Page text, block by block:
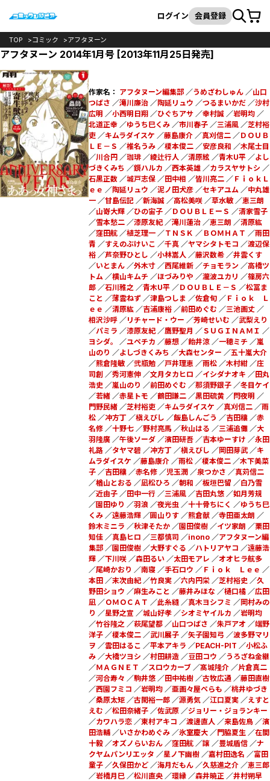
検索
ログイン 会員登録カート
TOP コミック アフタヌーン
アフタヌーン 2014年1月号 [2013年11月25日発売]
作家名： アフタヌーン編集部／うめざわしゅん／山口
つばさ ／滝川廉治／陶延リュウ ／つるまいかだ／沙村
広明 ／小西明日翔 ／ひぐちアサ／幸村誠／岩明均／
北道正幸／ゆうち巳くみ／市川春子／三浦風／芝村裕
吏／キムラダイスケ ／藤島康介／真刈信二／ＤＯＵＢ
ＬＥ－Ｓ ／椎名うみ／榎本俊二／安彦良和 ／木尾士目
／川合円 ／珈琲／綾辻行人／清原絃 ／青木U平／よし
づきくみち ／鏡ハルカ ／西本英雄／カラスヤサトシ ／
石黒正数／城戸志保／田中相 ／皆川亮二／ＦｉｏｋＬ
ｅｅ ／陶延リュウ ／泥ノ田犬彦／セキアユム／中丸雄
一／甘島伝記／新海誠／高松美咲／草水敏／恵三朗
／山嵜大輝／ひの宙子／ＤＯＵＢＬＥーＳ ／清家雪子
／雪本愁二／漆原友紀／滝川蓮治／恵三朗 ／清原紘
／窪田航／植芝理一／ＴＮＳＫ ／ＢＯＭＨＡＴ ／雨田
青 ／すえのぶけいこ ／千真／ヤマシタトモコ ／渡辺保
裕／芦奈野ひとし ／小林嵩人／藤沢数希／井雲くす
／いとまん／外木寸／西尾維新／チョモラン／高橋ツ
トム／横山キムチ／ほづみりや ／瀧波ユカリ ／篠房六
郎／石川雅之／青木U平／ＤＯＵＢＬＥ－Ｓ ／松冨ま
こと ／薄雲ねず／津島つしま ／佐倉旬／Ｆｉｏｋ Ｌ
ｅｅ ／清原紘／吉浦康裕／前田めぐむ ／三池画丈／
相沢沙呼／リチャード・ウー ／芳崎せいむ ／武梨えり
／パミラ ／漆原友紀／鷹野聖月 ／ＳＵＧＩＮＡＭＩ ／
ヨシダ。
／ユペチカ ／藤想／飴井涼／一穂ミチ／嵐
山のり ／よしづきくみち ／大森センター ／五十嵐大介
／熊倉隆敏／弐瓶勉／戸井理恵／雨松／木村紺／庄
司創 ／秀河憲伸／文月タカヒロ ／イシダナオキ ／田丸
浩史／嵐山のり ／前田めぐむ ／那須野銀子／冬目ケイ
／若緒／赤星トモ ／鶴田謙二／黒田硫黄／閂夜明 ／
門野民緒／芝村裕吏／キムラダイスケ ／真刈信二／雨
松／冲方丁／槇えびし ／飯島しんごう ／吉田穰／赤
名修／十野七／野村亮馬／秋山はる ／三浦追儺／大
羽隆廣／午後ソーダ／濱田研吾／吉本ゆーすけ ／永田
礼路／タヤマ碧 ／冲方丁／槇えびし ／岡田芽武／キ
ムラダイスケ ／藤島康介／雨松／榎本俊二／木下美菜
子／吉田穰／赤名修／児玉潤／泉つかさ ／真苅信二
／楢山とおる ／凪松ひろ ／朝和 ／板垣巴留／白乃雪
／近由子／田中一行／三浦風／吉田丸悠／如月芳規
／園田ゆり ／羽浪／夜光虫／十十骨ちにく ／ゆうち巳
くみ／遠藤浩輝／圓山りす／熊倉献／寺田亜太朗 ／
鈴木ミニラ ／秋津そたか／園田俊樹／イツ家朗 ／栗田
知佳／真島ヒロ ／三都慎司 ／inono／アフタヌーン編
集部／園田俊樹／大野すぐる ／ハトリアヤコ ／遠藤浩
輝／下川咲／森田るい／太田モアレ ／オオヒラ航多
／尾崎かおり ／南寝／手石ロウ ／Ｆｉｏｋ Ｌｅｅ ／
本田 ／末次由紀／竹良実／六内円栄／芝村裕史／久
野田ショウ ／麻生みこと ／藤井みほな／樋口橘／広田
凪／ＯＭＯＣＡＴ ／此糸縫／真木ヨシフミ ／岡村みの
り ／星野之宣 ／城山好孝／シオミヤイルカ ／岩明均
／竹谷隆之／萩尾望都／山口つばさ ／朱戸アオ ／端野
洋子／榎本俊二／武川展子／矢子園知弓 ／波多野マリ
ヲ ／雲田はるこ ／平本アキラ ／PEACH-PIT ／小松ふ
み／大橋ツヨシ ／村田耕造／豆田コウ ／うろざね金継
／ＭＡＧＮＥＴ ／スロウカーブ／髙城隆介／片倉真二
／河合寿々 ／駒井悠／田中祐樹／古牧広通／藤田直樹
／西園フミコ ／岩明均／亜画々屋ぺらも ／桃井ゆづき
／桑原太矩／古閑裕一郎／源勇気／江口夏実／えすと
えむ ／松田奈緒子／佐武原／ジョリー・ジョランキー
／カワハラ恋／東村アキコ ／渡邊直人／来島佐鳥／濱
田浩輔／いさかわめぐみ／氷室慶大／門脇夏生／在間
十毅／オズノらいおん／窪田航／譲／豊城盾信／ナ
クヤムパンリエッタ ／星ノ下幽樹／嘉村田逸名 ／富田
童子／久保田かど／海月だもん／久慈進之介／恵三郎
／岩橋月巳／松川直央／環縁／森井暁正／井村朔早